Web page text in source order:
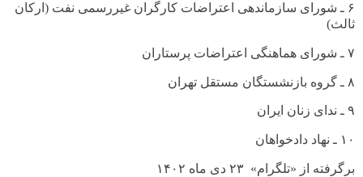
۶ ـ شورای سازماندهی اعتراضات کارگران غیررسمی نفت (ارکان
ثالث)
۷ ـ شورای هماهنگی اعتراضات پرستاران
۸ ـ گروه بازنشستگان مستقل تهران
۹ ـ ندای زنان ایران
۱۰ ـ نهاد دادخواهان
برگرفته از «تلگرام» ۲۳ دی ماه ۱۴۰۲